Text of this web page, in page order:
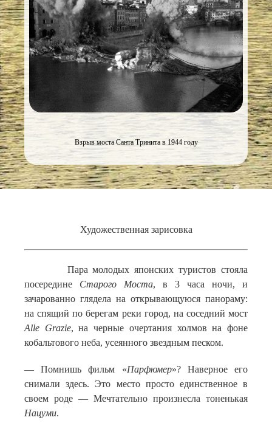
Взрыв моста Санта Тринита в 1944 году
Художественная зарисовка
Пара молодых японских туристов стояла
посередине Старого Моста, в 3 часа ночи, и
зачарованно глядела на открывающуюся панораму:
на спящий по берегам реки город, на соседний мост
Alle Grazie, на черные очертания холмов на фоне
кобальтового неба, усеянного звездным песком.
— Помнишь фильм «Парфюмер»? Наверное его
снимали здесь. Это место просто единственное в
своем роде — Мечтательно произнесла тоненькая
Нацуми.